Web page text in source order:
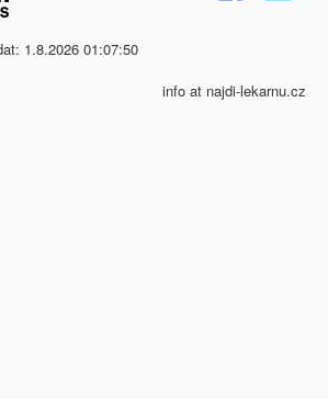
1.8.2026 01:07:50
info at najdi-lekarnu.cz